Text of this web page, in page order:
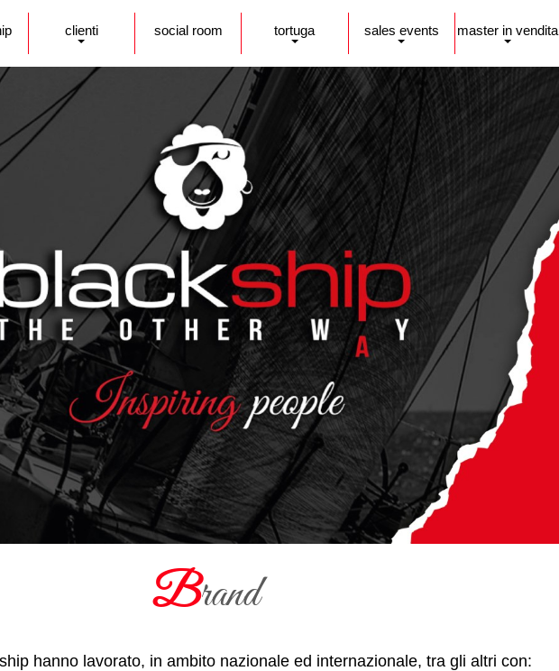
clienti social room tortuga sales events master in vendita
Brand
hanno lavorato, in ambito nazionale ed internazionale, tra gli altri con: